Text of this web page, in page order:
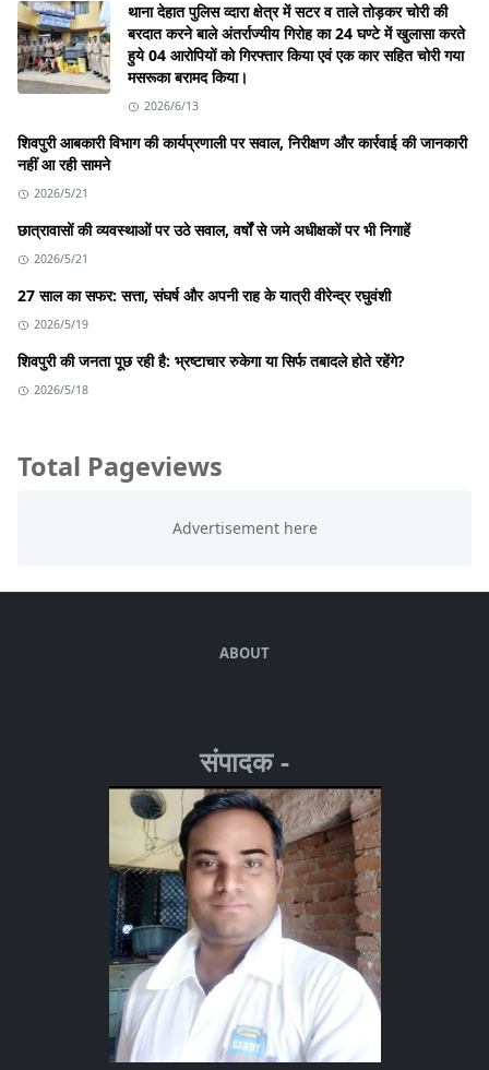
थाना देहात पुलिस व्दारा क्षेत्र में सटर व ताले तोड़कर चोरी की
बरदात करने बाले अंतर्राज्यीय गिरोह का 24 घण्टे में खुलासा करते
हुये 04 आरोपियों को गिरफ्तार किया एवं एक कार सहित चोरी गया
मसरूका बरामद किया।
2026/6/13
शिवपुरी आबकारी विभाग की कार्यप्रणाली पर सवाल, निरीक्षण और कार्रवाई की जानकारी
नहीं आ रही सामने
2026/5/21
छात्रावासों की व्यवस्थाओं पर उठे सवाल, वर्षों से जमे अधीक्षकों पर भी निगाहें
2026/5/21
27 साल का सफर: सत्ता, संघर्ष और अपनी राह के यात्री वीरेन्द्र रघुवंशी
2026/5/19
शिवपुरी की जनता पूछ रही है: भ्रष्टाचार रुकेगा या सिर्फ तबादले होते रहेंगे?
2026/5/18
Total Pageviews
ABOUT
संपादक -